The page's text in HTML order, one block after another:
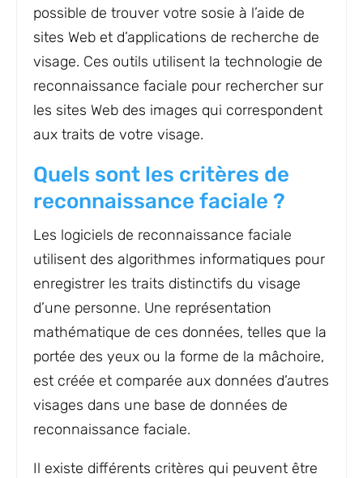
possible de trouver votre sosie à l’aide de
sites Web et d’applications de recherche de
visage. Ces outils utilisent la technologie de
reconnaissance faciale pour rechercher sur
les sites Web des images qui correspondent
aux traits de votre visage.
Quels sont les critères de
reconnaissance faciale ?
Les logiciels de reconnaissance faciale
utilisent des algorithmes informatiques pour
enregistrer les traits distinctifs du visage
d’une personne. Une représentation
mathématique de ces données, telles que la
portée des yeux ou la forme de la mâchoire,
est créée et comparée aux données d’autres
visages dans une base de données de
reconnaissance faciale.
Il existe différents critères qui peuvent être